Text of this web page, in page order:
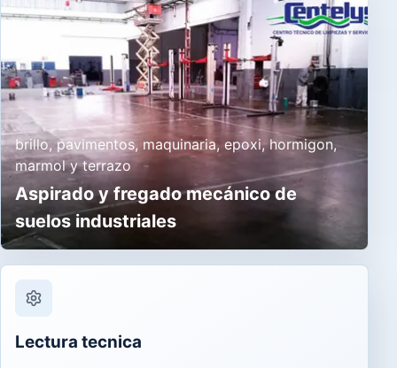
brillo, pavimentos, maquinaria, epoxi, hormigon,
marmol y terrazo
Aspirado y fregado mecánico de
suelos industriales
Lectura tecnica